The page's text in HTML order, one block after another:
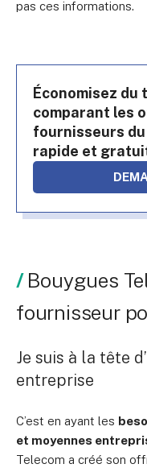
pas ces informations.
Économisez du
comparant les
fournisseurs du
rapide et
Bouygues
fournisseur
Je suis à la tête
entreprise
C’est en ayant les
et moyennes
Telecom a créé son